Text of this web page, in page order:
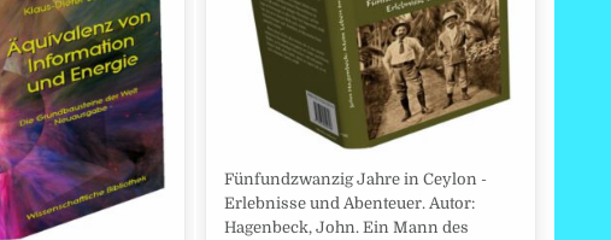
Fünfundzwanzig Jahre in Ceylon -
Erlebnisse und Abenteuer. Autor:
Hagenbeck, John. Ein Mann des